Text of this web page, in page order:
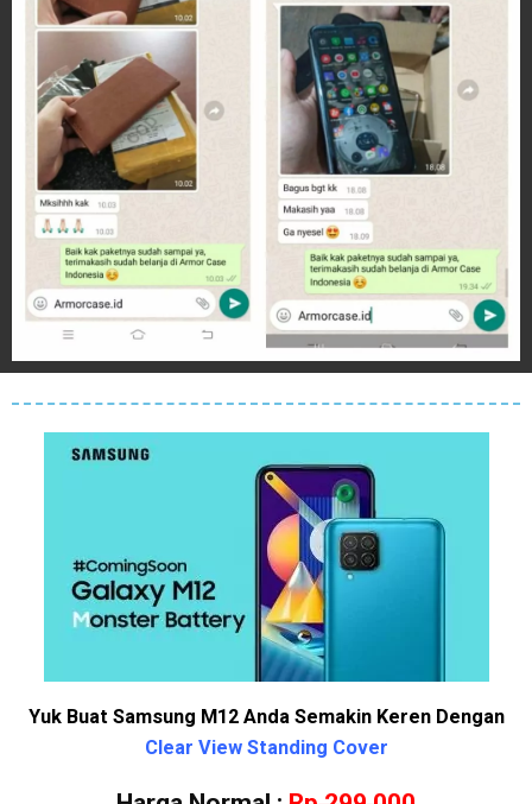
Yuk Buat Samsung M12 Anda Semakin Keren Dengan
Clear View Standing Cover